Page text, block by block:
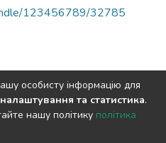
123456789/32785
особисту інформацію для
та статистика.
нашу політику політика